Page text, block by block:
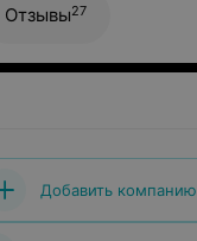
Отзывы27
Добавить компанию